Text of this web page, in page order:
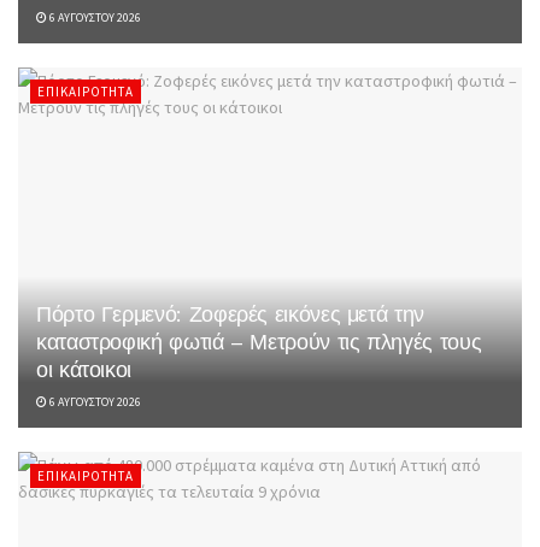
6 ΑΥΓΟΎΣΤΟΥ 2026
ΕΠΙΚΑΙΡΌΤΗΤΑ
Πόρτο Γερμενό: Ζοφερές εικόνες μετά την
καταστροφική φωτιά – Μετρούν τις πληγές τους
οι κάτοικοι
6 ΑΥΓΟΎΣΤΟΥ 2026
ΕΠΙΚΑΙΡΌΤΗΤΑ